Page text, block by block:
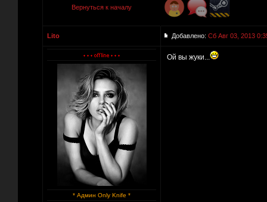
Вернуться к началу
Lito Добавлено: Сб Авг 03, 2013
* Админ Only Knife *
Ой вы жуки...